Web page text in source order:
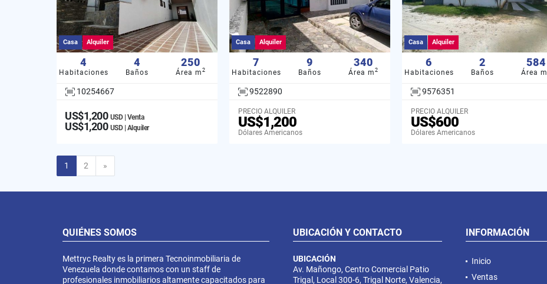
Casa Alquiler
4
Habitaciones
4
Baños
250
Área m 2
10254667
US$1,200 USD | Venta
US$1,200 USD | Alquiler
Casa Alquiler
7
Habitaciones
9
Baños
340
Área m 2
9522890
PRECIO ALQUILER
US$1,200
Dólares Americanos
Casa Alquiler
6
Habitaciones
2
Baños
584
Área m
9576351
PRECIO ALQUILER
US$600
Dólares Americanos
1 2 »
QUIÉNES SOMOS
Mettryc Realty es la primera Tecnoinmobiliaria de
Venezuela donde contamos con un staff de
profesionales inmobiliarios altamente capacitados para
UBICACIÓN Y CONTACTO
UBICACIÓN
Av. Mañongo, Centro Comercial Patio
Trigal, Local 300-6, Trigal Norte, Valencia,
INFORMACIÓN
Inicio
Ventas